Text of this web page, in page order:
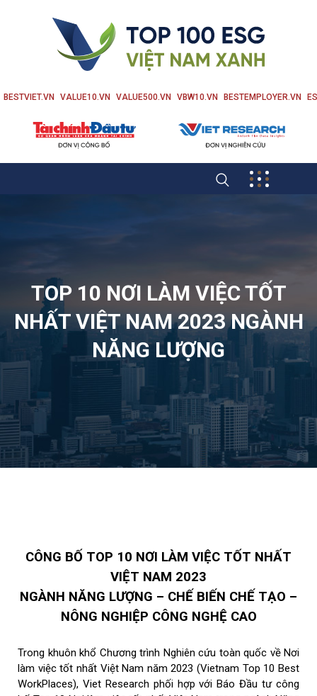
BESTVIET.VN VALUE10.VN VALUE500.VN VBW10.VN BESTEMPLOYER.VN
TOP 10 NƠI LÀM VIỆC TỐT
NHẤT VIỆT NAM 2023 NGÀNH
NĂNG LƯỢNG
CÔNG BỐ TOP 10 NƠI LÀM VIỆC TỐT NHẤT
VIỆT NAM 2023
NGÀNH NĂNG LƯỢNG – CHẾ BIẾN CHẾ TẠO –
NÔNG NGHIỆP CÔNG NGHỆ CAO
Trong khuôn khổ Chương trình Nghiên cứu toàn quốc về Nơi
làm việc tốt nhất Việt Nam năm 2023 (Vietnam Top 10 Best
WorkPlaces), Viet Research phối hợp với Báo Đầu tư công